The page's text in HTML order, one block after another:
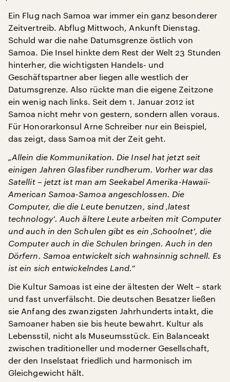
Ein Flug nach Samoa war immer ein ganz besonderer
Zeitvertreib. Abflug Mittwoch, Ankunft Dienstag.
Schuld war die nahe Datumsgrenze östlich von
Samoa. Die Insel hinkte dem Rest der Welt 23 Stunden
hinterher, die wichtigsten Handels- und
Geschäftspartner aber liegen alle westlich der
Datumsgrenze. Also rückte man die eigene Zeitzone
ein wenig nach links. Seit dem 1. Januar 2012 ist
Samoa nicht mehr von gestern, sondern allen voraus.
Für Honorarkonsul Arne Schreiber nur ein Beispiel,
das zeigt, dass Samoa mit der Zeit geht.
„Allein die Kommunikation. Die Insel hat jetzt seit
einigen Jahren Glasfiber rundherum. Vorher war das
Satellit – jetzt ist man am Seekabel Amerika-Hawaii-
American Samoa-Samoa angeschlossen. Die
Computer, die die Leute benutzen, sind ‚latest
technology‘. Auch ältere Leute arbeiten mit Computer
und auch in den Schulen gibt es ein ‚Schoolnet‘, die
Computer auch in die Schulen bringen. Auch in den
Dörfern. Samoa entwickelt sich wahnsinnig schnell. Es
ist ein sich entwickelndes Land.“
Die Kultur Samoas ist eine der ältesten der Welt – stark
und fast unverfälscht. Die deutschen Besatzer ließen
sie Anfang des zwanzigsten Jahrhunderts intakt, die
Samoaner haben sie bis heute bewahrt. Kultur als
Lebensstil, nicht als Museumsstück. Ein Balanceakt
zwischen traditioneller und moderner Gesellschaft,
der den Inselstaat friedlich und harmonisch im
Gleichgewicht hält.